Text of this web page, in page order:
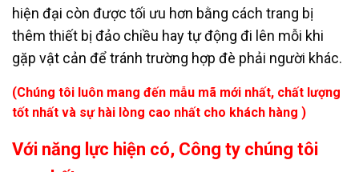
hiện đại còn được tối ưu hơn bằng cách trang bị
thêm thiết bị đảo chiều hay tự động đi lên mỗi khi
gặp vật cản để tránh trường hợp đè phải người khác.
(Chúng tôi luôn mang đến mẫu mã mới nhất, chất lượng
tốt nhất và sự hài lòng cao nhất cho khách hàng )
Với năng lực hiện có, Công ty chúng tôi